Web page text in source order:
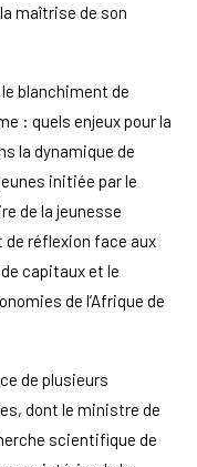
maîtrise de son
blanchiment de
: quels enjeux pour la
la dynamique de
initiée par le
de la jeunesse
de réflexion face aux
capitaux et le
de l’Afrique de
de plusieurs
dont le ministre de
scientifique de